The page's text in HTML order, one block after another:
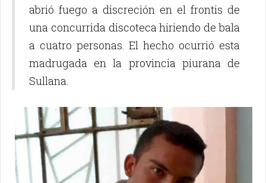
abrió fuego a discreción en el frontis de
una concurrida discoteca hiriendo de bala
a cuatro personas. El hecho ocurrió esta
madrugada en la provincia piurana de
Sullana.